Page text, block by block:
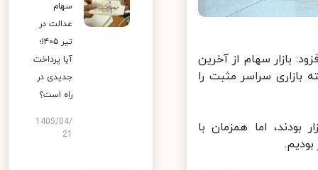
بازار سهام از آخرین
سراسر مثبت را
اما همزمان با
سهام
عدالت در
تیر ۱۴۰۵؛
آیا پرداخت
جدیدی در
راه است؟
1405/04/